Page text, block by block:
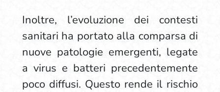
Inoltre, l’evoluzione dei contesti
sanitari ha portato alla comparsa di
nuove patologie emergenti, legate
a virus e batteri precedentemente
poco diffusi. Questo rende il rischio